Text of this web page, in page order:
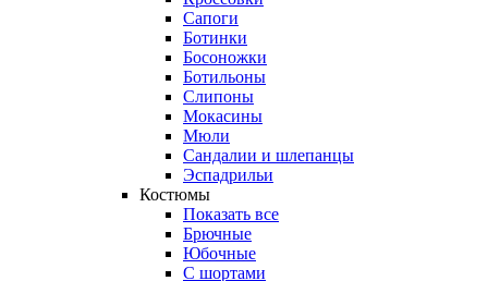
Сапоги
Ботинки
Босоножки
Ботильоны
Слипоны
Мокасины
Мюли
Сандалии и шлепанцы
Эспадрильи
Костюмы
Показать все
Брючные
Юбочные
С шортами